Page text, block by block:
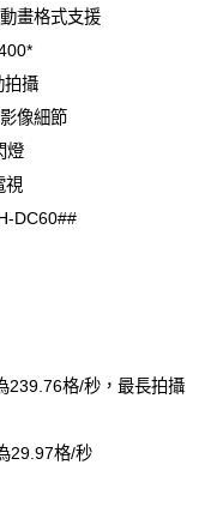
畫格式支援
拍攝
像細節
燈
視
DC60##
239.76格/秒，最長拍攝
29.97格/秒